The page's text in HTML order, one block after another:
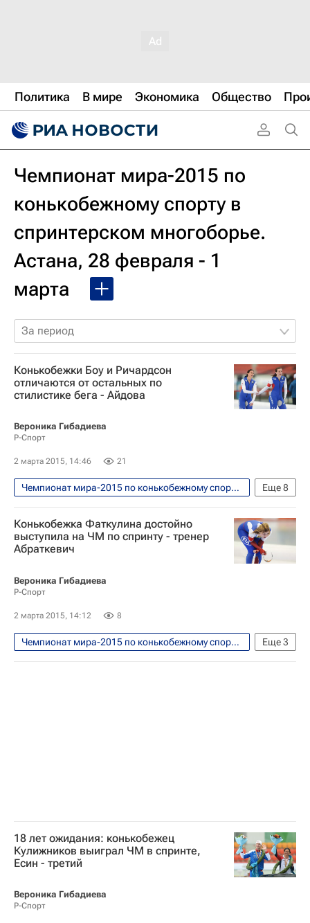
Политика В мире Экономика Общество
Чемпионат мира-2015 по
конькобежному спорту в
спринтерском многоборье.
Астана, 28 февраля - 1
марта
За период
Конькобежки Боу и Ричардсон
отличаются от остальных по
стилистике бега - Айдова
Вероника Гибадиева
Р-Спорт
2 марта 2015, 14:46 21
Еще8
Чемпионат мира-2015 по конькобежному спорту в спринтерском многоборье. Астана, 28 февраля - 1 марта
Конькобежный спорт
Сергей Клевченя
Роман Креч
Хизер Бергсма
Конькобежка Фаткулина достойно
выступила на ЧМ по спринту - тренер
Абраткевич
Вероника Гибадиева
Р-Спорт
2 марта 2015, 14:12 8
Еще3
Чемпионат мира-2015 по конькобежному спорту в спринтерском многоборье. Астана, 28 февраля - 1 марта
Конькобежный спорт
18 лет ожидания: конькобежец
Кулижников выиграл ЧМ в спринте,
Есин - третий
Вероника Гибадиева
Р-Спорт